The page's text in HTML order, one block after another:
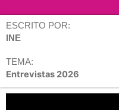
ESCRITO POR:
INE
TEMA:
Entrevistas 2026